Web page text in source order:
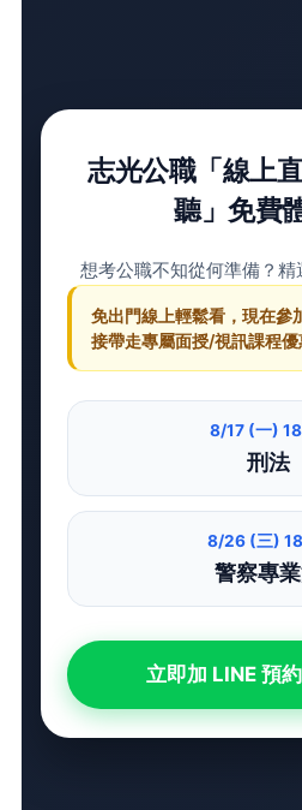
志光公職「線上
聽」免費
想考公職不知從何準備？精
免出門線上輕鬆看，現在參
接帶走專屬面授/視訊課程優
8/17 (一)
刑法
8/26 (三)
警察專
立即加 LINE 預